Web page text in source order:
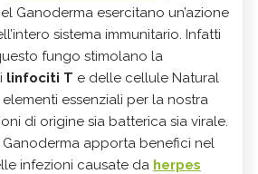
Ganoderma esercitano un’azione
sistema immunitario. Infatti
fungo stimolano la
linfociti T e delle cellule Natural
essenziali per la nostra
di origine sia batterica sia virale.
apporta benefici nel
infezioni causate da herpes